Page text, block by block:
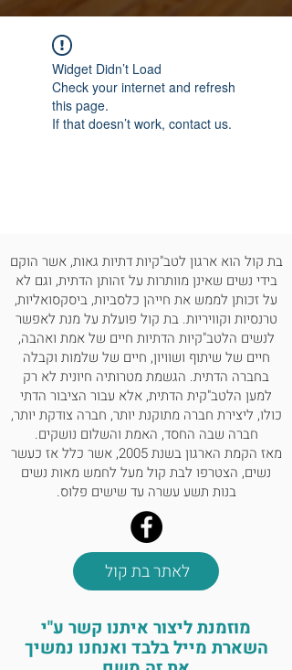
Widget Didn’t Load
Check your internet and refresh
this page.
If that doesn’t work, contact us.
בת קול הוא ארגון לטב"קיות דתיות גאות, אשר הוקם
בידי נשים שאינן מוותרות על זהותן הדתית, וגם לא
על זכותן לממש את חייהן כלסביות, ביסקסואליות,
טרנסיות וקוויריות. בת קול פועלת על מנת לאפשר
לנשים הלטב"קיות הדתיות חיים של אמת ואהבה,
חיים של שיתוף ושוויון, חיים של שלמות וקבלה
בחברה הדתית. הגשמת מטרותיה חיונית לא רק
למען הלטב"קית הדתית, אלא עבור הציבור הדתי
כולו, ליצירת חברה מתוקנת יותר, חברה צודקת יותר,
חברה שבה החסד, האמת והשלום נושקים.
מאז הקמת הארגון בשנת 2005, אשר כלל אז כעשר
נשים, הצטרפו לבת קול מעל לחמש מאות נשים
בנות תשע עשרה עד שישים פלוס.
לאתר בת קול
מוזמנת ליצור איתנו קשר ע"י
השארת מייל בלבד ואנחנו נמשיך